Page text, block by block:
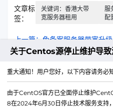
文章标
签：
关键词：香港大带
宽服务器租用
服
配
上一篇：免备案服务器带宽升
关于Centos源停止维护导致
重大通知！用户您好，以下内容请务必知
由于CentOS官方已全面停止维护
8在2024年6月30日停止技术服务支持